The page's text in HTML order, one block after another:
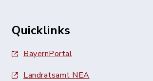
Quicklinks
BayernPortal
Landratsamt NEA